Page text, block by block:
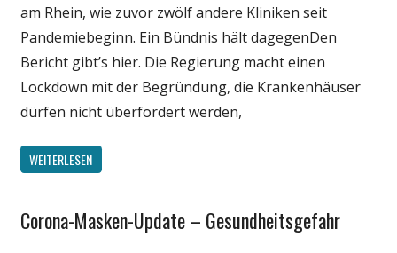
am Rhein, wie zuvor zwölf andere Kliniken seit
Pandemiebeginn. Ein Bündnis hält dagegenDen
Bericht gibt’s hier. Die Regierung macht einen
Lockdown mit der Begründung, die Krankenhäuser
dürfen nicht überfordert werden,
WEITERLESEN
Gesellschaft
Corona-Masken-Update – Gesundheitsgefahr